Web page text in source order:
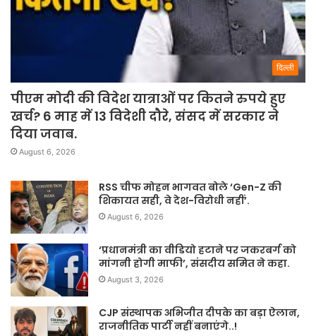
दिल्ली
पीएम मोदी की विदेश यात्राओं पर कितने रुपये हुए
खर्च? 6 माह में 13 विदेशी दौरे, संसद में सरकार ने
दिया जवाब.
August 6, 2026
RSS चीफ मोहन भागवत बोले ‘Gen-Z की
शिकायत सही, वे देश-विरोधी नहीं’.
August 6, 2026
‘प्रधानमंत्री का वीडियो हटाने पर जकरबर्ग को
मांगनी होगी माफी’, संसदीय समित ने कहा.
August 3, 2026
CJP संस्थापक अभिजीत दीपके का बड़ा ऐलान,
राजनीतिक पार्टी नहीं बनाएंगे..!